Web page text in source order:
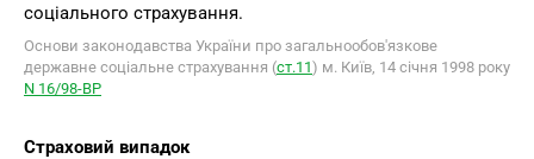
соціального страхування.
Основи законодавства України про загальнообов'язкове
державне соціальне страхування (ст.11) м. Київ, 14 січня 1998 року
N 16/98-ВР
Страховий випадок